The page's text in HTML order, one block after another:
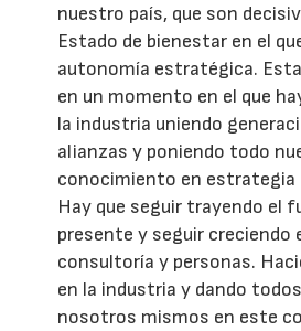
nuestro país, que son
Estado de bienestar en el
autonomía estratégica.
en un momento en el que
la industria uniendo
alianzas y poniendo todo
conocimiento en estrategia
Hay que seguir trayendo el
presente y seguir creciendo
consultoría y personas.
en la industria y dando
nosotros mismos en este